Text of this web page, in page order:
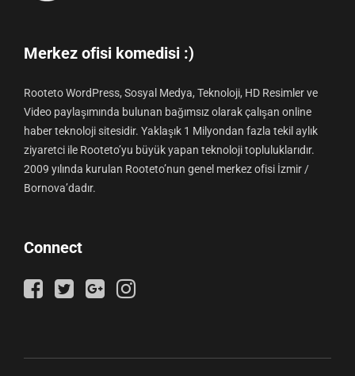
Merkez ofisi komedisi :)
Rooteto WordPress, Sosyal Medya, Teknoloji, HD Resimler ve
Video paylaşımında bulunan bağımsız olarak çalışan online
haber teknoloji sitesidir. Yaklaşık 1 Milyondan fazla tekil aylık
ziyaretci ile Rooteto’yu büyük yapan teknoloji topluluklarıdır.
2009 yılında kurulan Rooteto’nun genel merkez ofisi İzmir /
Bornova’dadır.
Connect